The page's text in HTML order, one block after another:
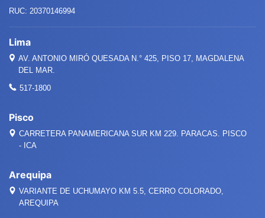
RUC: 20370146994
Lima
AV. ANTONIO MIRÓ QUESADA N.° 425, PISO 17, MAGDALENA
DEL MAR.
517-1800
Pisco
CARRETERA PANAMERICANA SUR KM 229. PARACAS. PISCO
- ICA
Arequipa
VARIANTE DE UCHUMAYO KM 5.5, CERRO COLORADO,
AREQUIPA